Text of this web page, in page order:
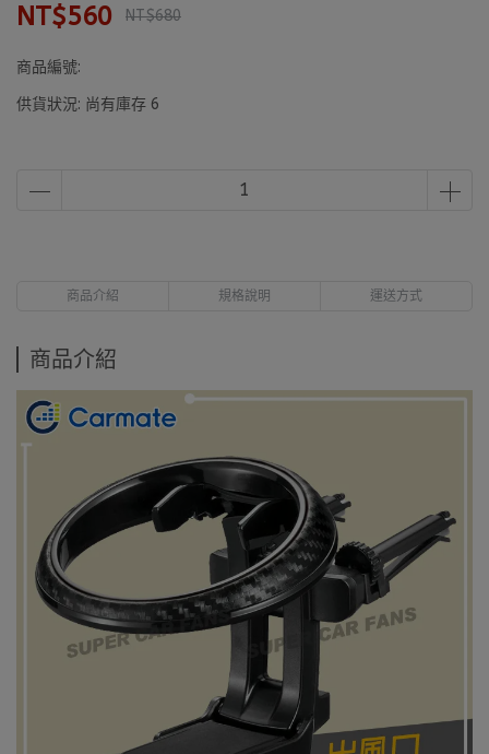
NT$560 NT$680
商品編號:
供貨狀況: 尚有庫存 6
商品介紹 規格說明 運送方式
商品介紹